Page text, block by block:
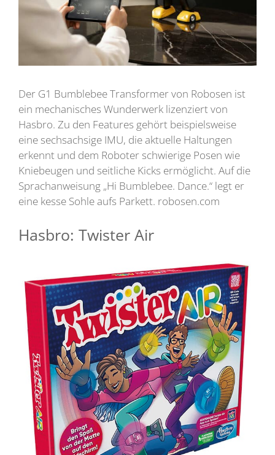
Der G1 Bumblebee Transformer von Robosen ist
ein mechanisches Wunderwerk lizenziert von
Hasbro. Zu den Features gehört beispielsweise
eine sechsachsige IMU, die aktuelle Haltungen
erkennt und dem Roboter schwierige Posen wie
Kniebeugen und seitliche Kicks ermöglicht. Auf die
Sprachanweisung „Hi Bumblebee. Dance.“ legt er
eine kesse Sohle aufs Parkett. robosen.com
Hasbro: Twister Air